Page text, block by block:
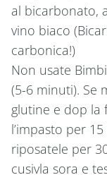
al bicarbonato,
vino biaco
carbonica!)
Non usate
(5-6 minuti). Se
glutine e dop la
l’impasto per
riposatele per
cusivla sora e